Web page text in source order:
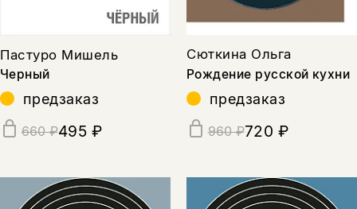
Пастуро Мишель
Черный
предзаказ
660 ₽495 ₽
Сюткина Ольга
Рождение русской кухни
предзаказ
960 ₽720 ₽